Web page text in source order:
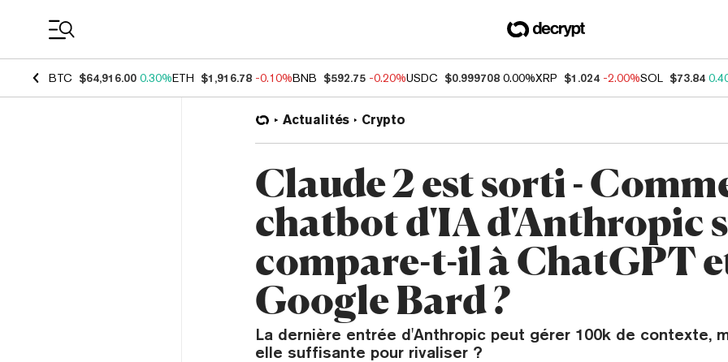
BTC $64,916.00 0.30%ETH $1,916.78 -0.10%BNB $592.75 -0.20%USDC $0.999708 0.00%XRP $1.024 -2.00%SOL $73.84
Actualités Crypto
Claude 2 est sorti -
chatbot d'IA d'Anthropic
compare-t-il à ChatGPT
Google Bard ?
La dernière entrée d'Anthropic peut gérer 100k de contexte,
elle suffisante pour rivaliser ?